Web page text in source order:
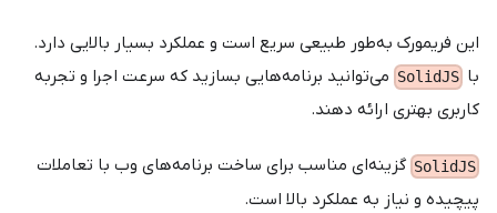
این فریمورک به‌طور طبیعی سریع است و عملکرد بسیار بالایی دارد.
با SolidJS می‌توانید برنامه‌هایی بسازید که سرعت اجرا و تجربه
کاربری بهتری ارائه دهند.
SolidJS گزینه‌ای مناسب برای ساخت برنامه‌های وب با تعاملات
پیچیده و نیاز به عملکرد بالا است.